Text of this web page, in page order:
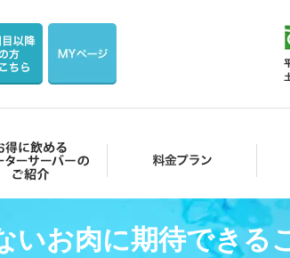
るウォーターサーバーのご紹介 お客様
いお肉に期待できる